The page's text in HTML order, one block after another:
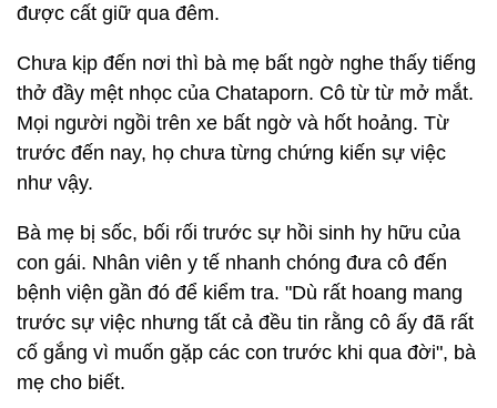
được cất giữ qua đêm.
Chưa kịp đến nơi thì bà mẹ bất ngờ nghe thấy tiếng
thở đầy mệt nhọc của Chataporn. Cô từ từ mở mắt.
Mọi người ngồi trên xe bất ngờ và hốt hoảng. Từ
trước đến nay, họ chưa từng chứng kiến sự việc
như vậy.
Bà mẹ bị sốc, bối rối trước sự hồi sinh hy hữu của
con gái. Nhân viên y tế nhanh chóng đưa cô đến
bệnh viện gần đó để kiểm tra. "Dù rất hoang mang
trước sự việc nhưng tất cả đều tin rằng cô ấy đã rất
cố gắng vì muốn gặp các con trước khi qua đời", bà
mẹ cho biết.